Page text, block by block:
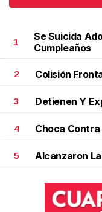
1
Se Suicida
Cumpleaños
2 Colisión
3 Detienen Y
4 Choca Contra
5 Alcanzaron